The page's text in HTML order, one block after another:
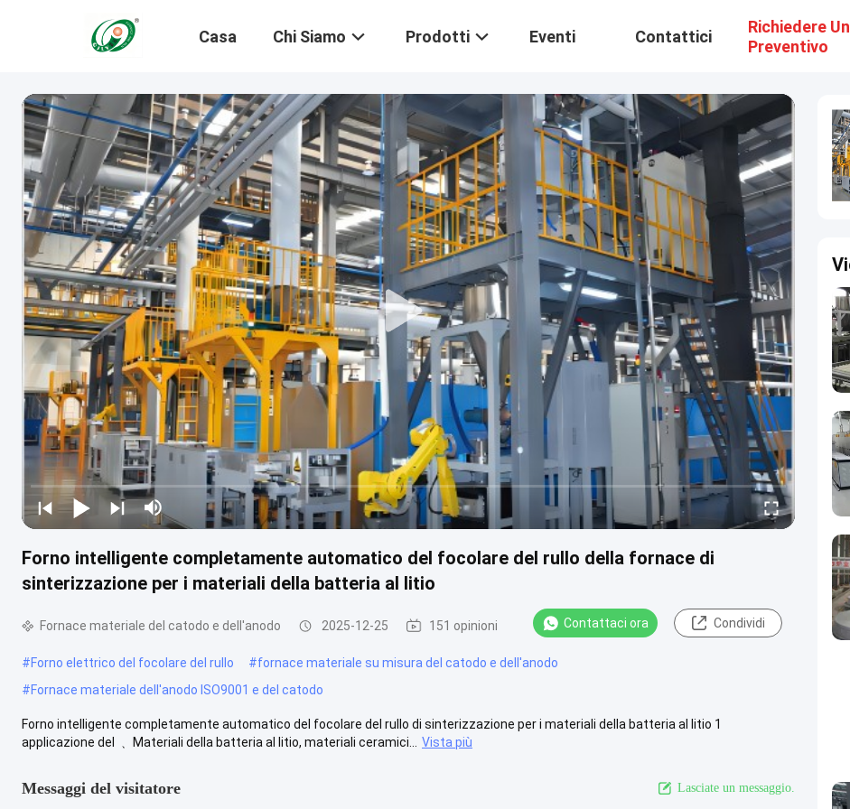
Casa Chi Siamo Prodotti Eventi Contattici
Richiedere Un
Preventivo
Forno intelligente completamente automatico del focolare del rullo della fornace di
sinterizzazione per i materiali della batteria al litio
Fornace materiale del catodo e dell'anodo 2025-12-25 151 opinioni Contattaci ora Condividi
#Forno elettrico del focolare del rullo #fornace materiale su misura del catodo e dell'anodo
#Fornace materiale dell'anodo ISO9001 e del catodo
Forno intelligente completamente automatico del focolare del rullo di sinterizzazione per i materiali della batteria al litio 1
applicazione del ﹑ Materiali della batteria al litio, materiali ceramici...
Vista più
Messaggi del visitatore Lasciate un messaggio.